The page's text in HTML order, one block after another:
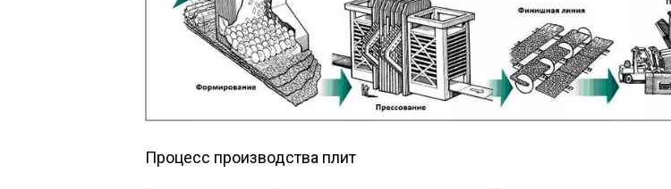
Процесс производства плит